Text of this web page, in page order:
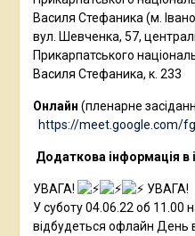
Василя Стефаника (м.
вул. Шевченка, 57,
Прикарпатського
Василя Стефаника, к. 233
Онлайн (пленарне
https://meet.google.com/
Додаткова інформація в
УВАГА!
УВАГА!
У суботу 04.06.22 об 11.00
відбудеться офлайн День